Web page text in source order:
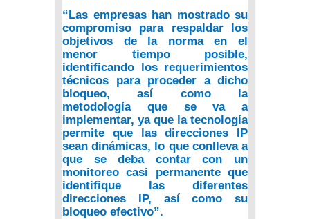
“Las empresas han mostrado su
compromiso para respaldar los
objetivos de la normaen el
menor tiempo posible,
identificando los requerimientos
técnicos para proceder a dicho
bloqueo, así como la
metodología que se va a
implementar, ya que la tecnología
permite que las direcciones IP
sean dinámicas, lo que conlleva a
que se deba contar con un
monitoreo casi permanente que
identifique las diferentes
direcciones IP, así como su
bloqueo efectivo”.